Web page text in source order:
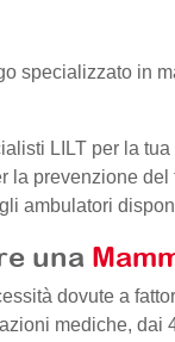
specializzato in
LILT per la
la prevenzione del
ambulatori
una
dovute a
mediche, dai